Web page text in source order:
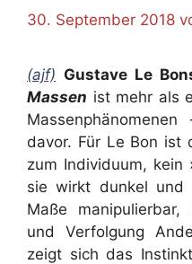
30. September 2018
(ajf) Gustave Le
Massen ist mehr als
davor. Für Le Bon ist
zum Individuum, kein
sie wirkt dunkel und
Maße
und Verfolgung
zeigt sich das